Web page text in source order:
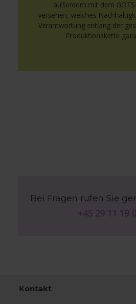
außerdem mit dem
versehen, welches
Verantwortung entlang der
Produktionskette
Bei Fragen rufen Sie
+45 29 11 19
Kontakt